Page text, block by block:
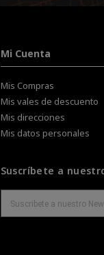
Mi Cuenta
Mis Compras
Mis vales de descuento
Mis direcciones
Mis datos personales
Suscríbete a